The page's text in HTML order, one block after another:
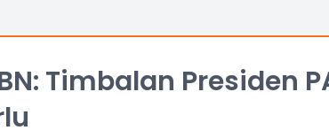
Timbalan Presiden